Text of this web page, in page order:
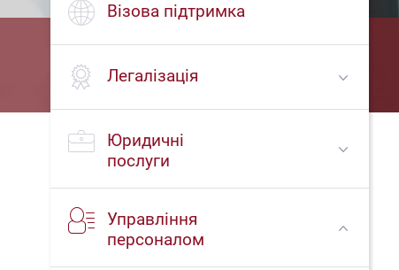
Візова підтримка
Легалізація
Юридичні
послуги
Управління
персоналом